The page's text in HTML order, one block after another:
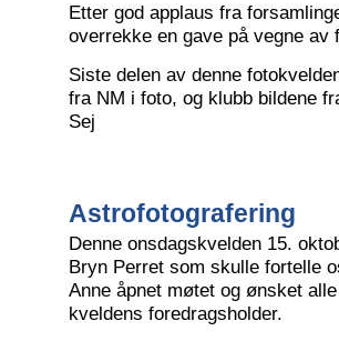
Etter god applaus fra
overrekke en gave på vegne av
Siste delen av denne
fra NM i foto, og klubb bildene
Sej
Astrofotografering
Denne onsdagskvelden 15.
Bryn Perret som skulle fortelle
Anne åpnet møtet og ønsket
kveldens foredragsholder.